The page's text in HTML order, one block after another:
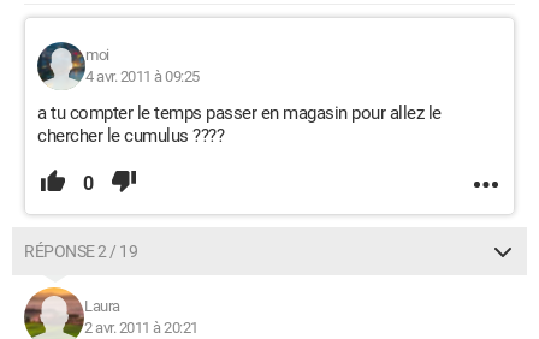
moi
4 avr. 2011 à 09:25
a tu compter le temps passer en magasin pour allez le
chercher le cumulus ????
0
RÉPONSE 2 / 19
Laura
2 avr. 2011 à 20:21